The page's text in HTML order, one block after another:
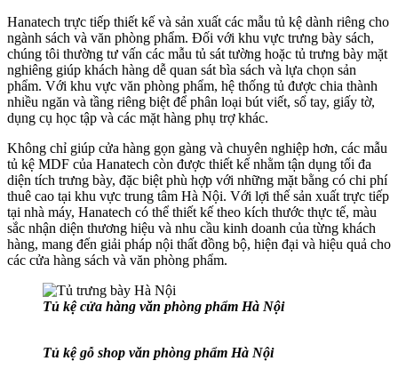
Hanatech trực tiếp thiết kế và sản xuất các mẫu tủ kệ dành riêng cho
ngành sách và văn phòng phẩm. Đối với khu vực trưng bày sách,
chúng tôi thường tư vấn các mẫu tủ sát tường hoặc tủ trưng bày mặt
nghiêng giúp khách hàng dễ quan sát bìa sách và lựa chọn sản
phẩm. Với khu vực văn phòng phẩm, hệ thống tủ được chia thành
nhiều ngăn và tầng riêng biệt để phân loại bút viết, sổ tay, giấy tờ,
dụng cụ học tập và các mặt hàng phụ trợ khác.
Không chỉ giúp cửa hàng gọn gàng và chuyên nghiệp hơn, các mẫu
tủ kệ MDF của Hanatech còn được thiết kế nhằm tận dụng tối đa
diện tích trưng bày, đặc biệt phù hợp với những mặt bằng có chi phí
thuê cao tại khu vực trung tâm Hà Nội. Với lợi thế sản xuất trực tiếp
tại nhà máy, Hanatech có thể thiết kế theo kích thước thực tế, màu
sắc nhận diện thương hiệu và nhu cầu kinh doanh của từng khách
hàng, mang đến giải pháp nội thất đồng bộ, hiện đại và hiệu quả cho
các cửa hàng sách và văn phòng phẩm.
Tủ kệ cửa hàng văn phòng phẩm Hà Nội
Tủ kệ gỗ shop văn phòng phẩm Hà Nội